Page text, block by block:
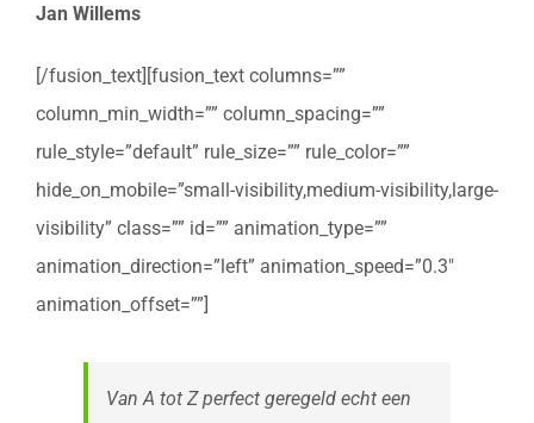
Jan Willems
[/fusion_text][fusion_text columns=””
column_min_width=”” column_spacing=””
rule_style=”default” rule_size=”” rule_color=””
hide_on_mobile=”small-visibility,medium-visibility,large-
visibility” class=”” id=”” animation_type=””
animation_direction=”left” animation_speed=”0.3″
animation_offset=””]
Van A tot Z perfect geregeld echt een